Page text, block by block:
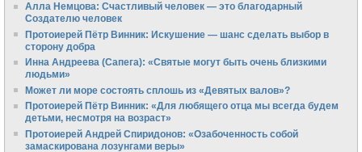
Алла Немцова: Счастливый человек — это благодарный
Создателю человек
Протоиерей Пётр Винник: Искушение — шанс сделать выбор в
сторону добра
Инна Андреева (Сапега): «Святые могут быть очень близкими
людьми»
Может ли море состоять сплошь из «Девятых валов»?
Протоиерей Пётр Винник: «Для любящего отца мы всегда будем
детьми, несмотря на возраст»
Протоиерей Андрей Спиридонов: «Озабоченность собой
замаскирована лозунгами веры»